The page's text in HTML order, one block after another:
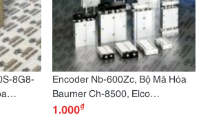
8G8-
Encoder Nb-600Zc, Bộ Mã Hóa
Baumer Ch-8500, Elco
Eb58W10R-P4Tr-1024 Xung
1.000₫